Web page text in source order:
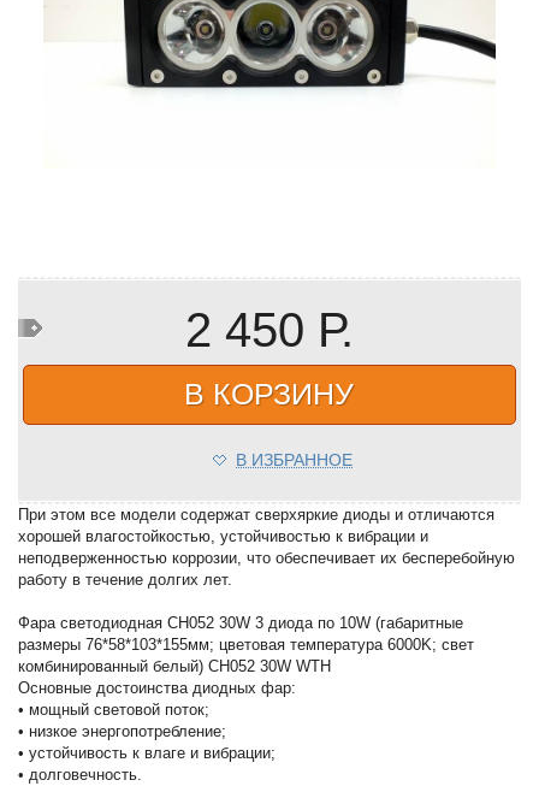
2 450 Р.
В КОРЗИНУ
В ИЗБРАННОЕ
При этом все модели содержат сверхяркие диоды и отличаются
хорошей влагостойкостью, устойчивостью к вибрации и
неподверженностью коррозии, что обеспечивает их бесперебойную
работу в течение долгих лет.
Фара светодиодная CH052 30W 3 диода по 10W (габаритные
размеры 76*58*103*155мм; цветовая температура 6000K; свет
комбинированный белый) CH052 30W WTH
Основные достоинства диодных фар:
• мощный световой поток;
• низкое энергопотребление;
• устойчивость к влаге и вибрации;
• долговечность.